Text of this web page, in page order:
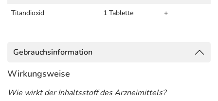
Titandioxid
1 Tablette +
Gebrauchsinformation
Wirkungsweise
Wie wirkt der Inhaltsstoff des Arzneimittels?